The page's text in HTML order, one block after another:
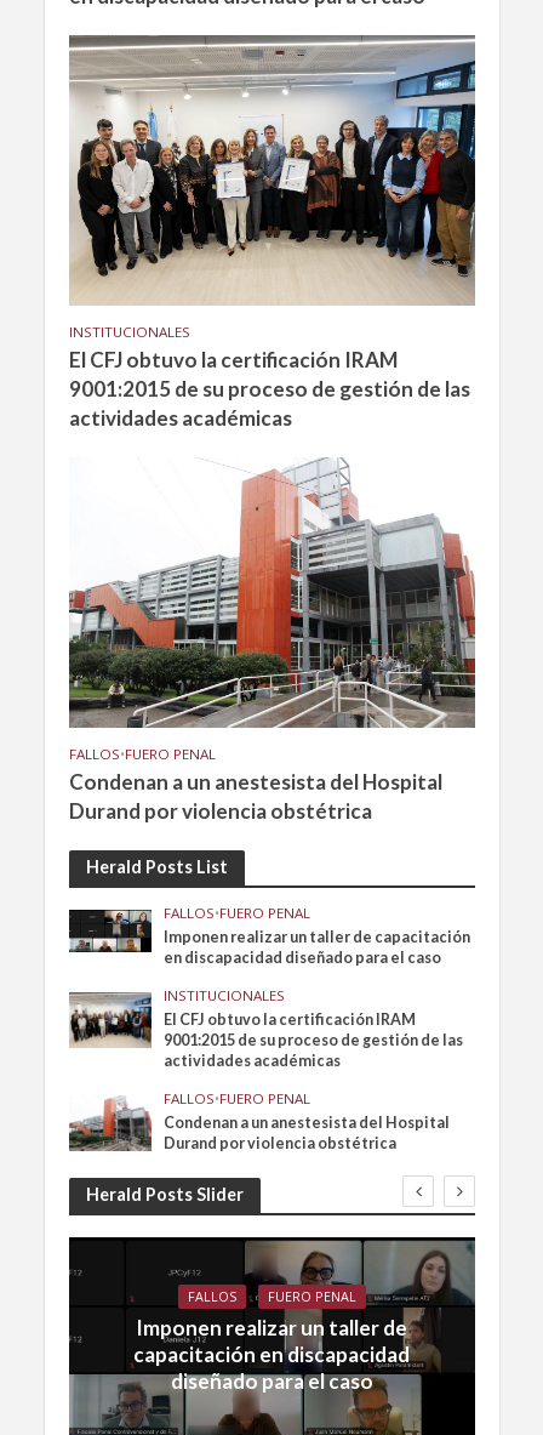
INSTITUCIONALES
El CFJ obtuvo la certificación IRAM
9001:2015 de su proceso de gestión de las
actividades académicas
FALLOS•FUERO PENAL
Condenan a un anestesista del Hospital
Durand por violencia obstétrica
Herald Posts List
FALLOS•FUERO PENAL
Imponen realizar un taller de capacitación
en discapacidad diseñado para el caso
INSTITUCIONALES
El CFJ obtuvo la certificación IRAM
9001:2015 de su proceso de gestión de las
actividades académicas
FALLOS•FUERO PENAL
Condenan a un anestesista del Hospital
Durand por violencia obstétrica
Herald Posts Slider
FALLOS FUERO PENAL
Imponen realizar un taller de
capacitación en discapacidad
diseñado para el caso